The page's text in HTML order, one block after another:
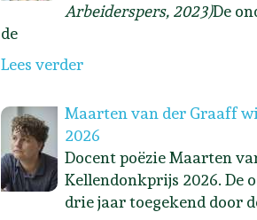
Arbeiderspers, 2023)De
de
Lees verder
Maarten van der Graaff
2026
Docent poëzie Maarten
Kellendonkprijs 2026. De
drie jaar toegekend door